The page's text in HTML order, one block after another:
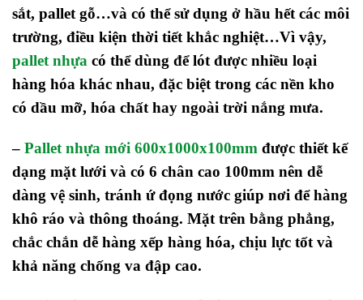
sắt, pallet gỗ…và có thể sử dụng ở hầu hết các môi
trường, điều kiện thời tiết khắc nghiệt…Vì vậy,
pallet nhựa có thể dùng để lót được nhiều loại
hàng hóa khác nhau, đặc biệt trong các nền kho
có dầu mỡ, hóa chất hay ngoài trời nắng mưa.
– Pallet nhựa mới 600x1000x100mm được thiết kế
dạng mặt lưới và có 6 chân cao 100mm nên dễ
dàng vệ sinh, tránh ứ đọng nước giúp nơi để hàng
khô ráo và thông thoáng. Mặt trên bằng phẳng,
chắc chắn dễ hàng xếp hàng hóa, chịu lực tốt và
khả năng chống va đập cao.